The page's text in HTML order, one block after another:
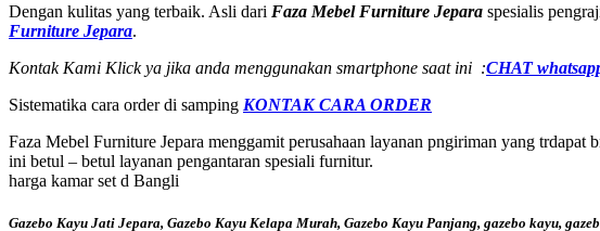
Dengan kulitas yang terbaik. Asli dari Faza Mebel Furniture Jepara spesialis
Furniture Jepara.
Kontak Kami Klick ya jika anda menggunakan smartphone saat ini :CHAT
Sistematika cara order di samping KONTAK CARA ORDER
Faza Mebel Furniture Jepara menggamit perusahaan layanan pngiriman yang
ini betul – betul layanan pengantaran spesiali furnitur.
harga kamar set d Bangli
Gazebo Kayu Jati Jepara, Gazebo Kayu Kelapa Murah, Gazebo Kayu Panjang, gazebo kayu,